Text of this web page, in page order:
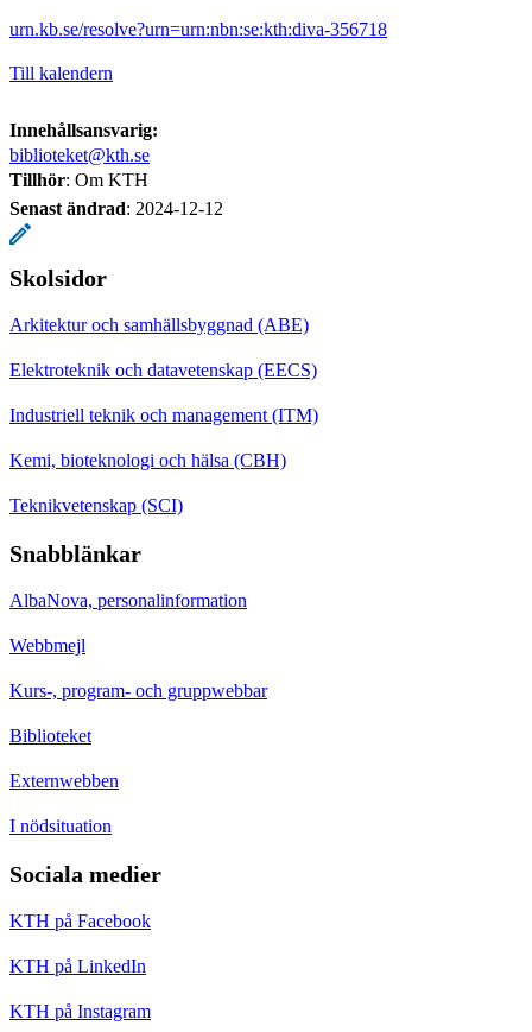
urn.kb.se/resolve?urn=urn:nbn:se:kth:diva-356718
Till kalendern
Innehållsansvarig:
biblioteket@kth.se
Tillhör: Om KTH
Senast ändrad: 2024-12-12
Skolsidor
Arkitektur och samhällsbyggnad (ABE)
Elektroteknik och datavetenskap (EECS)
Industriell teknik och management (ITM)
Kemi, bioteknologi och hälsa (CBH)
Teknikvetenskap (SCI)
Snabblänkar
AlbaNova, personalinformation
Webbmejl
Kurs-, program- och gruppwebbar
Biblioteket
Externwebben
I nödsituation
Sociala medier
KTH på Facebook
KTH på LinkedIn
KTH på Instagram